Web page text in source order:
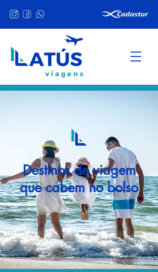
Destinos de viagem
que cabem no bolso